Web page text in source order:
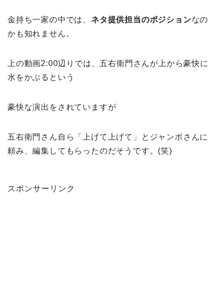
金持ち一家の中では、 ネタ提供担当のポジションなの
かも知れません。
上の動画2:00辺りでは、五右衛門さんが上から豪快に
水をかぶるという
豪快な演出をされていますが
五右衛門さん自ら「上げて上げて」とジャンボさんに
頼み、編集してもらったのだそうです。(笑)
スポンサーリンク